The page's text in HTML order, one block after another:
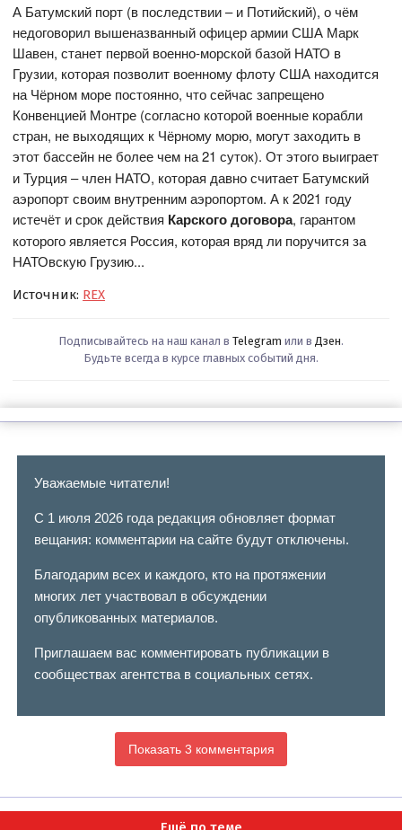
А Батумский порт (в последствии – и Потийский), о чём
недоговорил вышеназванный офицер армии США Марк
Шавен, станет первой военно-морской базой НАТО в
Грузии, которая позволит военному флоту США находится
на Чёрном море постоянно, что сейчас запрещено
Конвенцией Монтре (согласно которой военные корабли
стран, не выходящих к Чёрному морю, могут заходить в
этот бассейн не более чем на 21 суток). От этого выиграет
и Турция – член НАТО, которая давно считает Батумский
аэропорт своим внутренним аэропортом. А к 2021 году
истечёт и срок действия Карского договора, гарантом
которого является Россия, которая вряд ли поручится за
НАТОвскую Грузию...
Источник: REX
Подписывайтесь на наш канал в Telegram или в Дзен.
Будьте всегда в курсе главных событий дня.
Уважаемые читатели!
С 1 июля 2026 года редакция обновляет формат
вещания: комментарии на сайте будут отключены.
Благодарим всех и каждого, кто на протяжении
многих лет участвовал в обсуждении
опубликованных материалов.
Приглашаем вас комментировать публикации в
сообществах агентства в социальных сетях.
Показать 3 комментария